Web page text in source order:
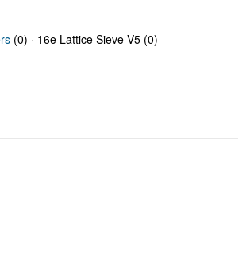
(0) · 16e Lattice Sieve V5 (0)